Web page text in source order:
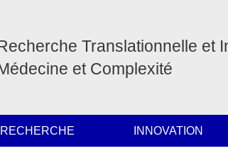
Translationnelle et
et Complexité
RECHERCHE INNOVATION